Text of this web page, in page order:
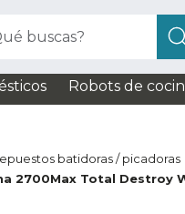
buscas?
Robots de
batidoras / picadoras
2700Max Total Destroy